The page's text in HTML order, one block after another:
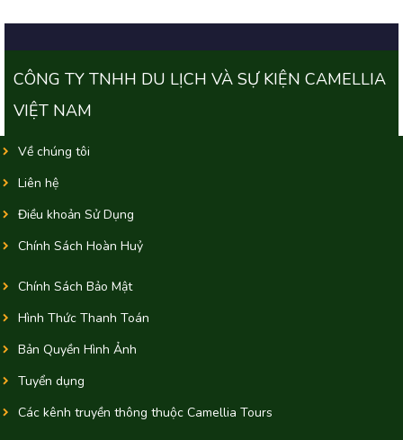
CÔNG TY TNHH DU LỊCH VÀ SỰ KIỆN CAMELLIA
VIỆT NAM
Về chúng tôi
Liên hệ
Điều khoản Sử Dụng
Chính Sách Hoàn Huỷ
Chính Sách Bảo Mật
Hình Thức Thanh Toán
Bản Quyền Hình Ảnh
Tuyển dụng
Các kênh truyền thông thuộc Camellia Tours